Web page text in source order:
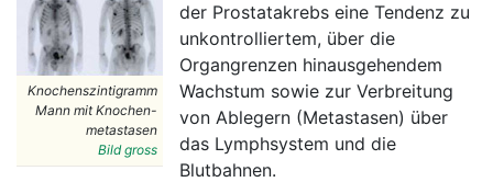
Knochenszintigramm
Mann mit Knochen-
metastasen
Bild gross
der Prostatakrebs eine Tendenz zu
unkontrolliertem, über die
Organgrenzen hinausgehendem
Wachstum sowie zur Verbreitung
von Ablegern (Metastasen) über
das Lymphsystem und die
Blutbahnen.